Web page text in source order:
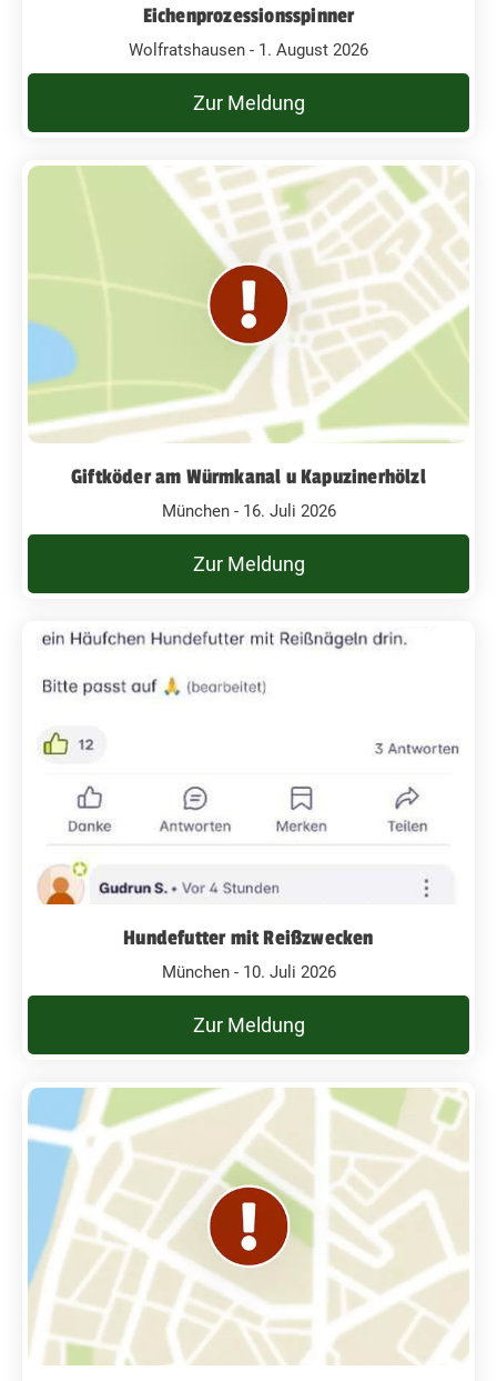
Eichenprozessionsspinner
Wolfratshausen - 1. August 2026
Zur Meldung
Giftköder am Würmkanal u Kapuzinerhölzl
München - 16. Juli 2026
Zur Meldung
Hundefutter mit Reißzwecken
München - 10. Juli 2026
Zur Meldung